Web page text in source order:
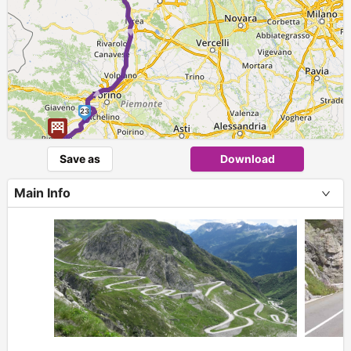
► ►
23
Save as Download
Main Info